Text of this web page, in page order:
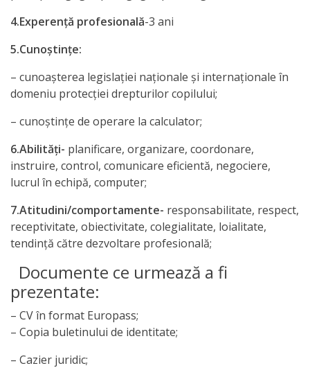
4.Experenţă profesională-3 ani
5.Cunoştinţe:
– cunoaşterea legislaţiei naţionale şi internaţionale în
domeniu protecţiei drepturilor copilului;
– cunoştinţe de operare la calculator;
6.Abilităţi- planificare, organizare, coordonare,
instruire, control, comunicare eficientă, negociere,
lucrul în echipă, computer;
7.Atitudini/comportamente- responsabilitate, respect,
receptivitate, obiectivitate, colegialitate, loialitate,
tendinţă către dezvoltare profesională;
Documente ce urmează a fi
prezentate:
– CV în format Europass;
– Copia buletinului de identitate;
– Cazier juridic;